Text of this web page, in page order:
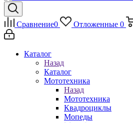
Сравнение0 Отложенные 0
Каталог
Назад
Каталог
Мототехника
Назад
Мототехника
Квадроциклы
Мопеды